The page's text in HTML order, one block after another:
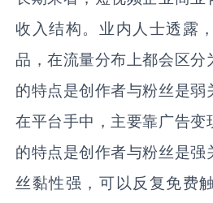
收入结构。业内人士透露
品，在流量分布上都会区分
的特点是创作者与粉丝是弱
在平台手中，主要靠广告变
的特点是创作者与粉丝是强
丝黏性强，可以反复免费